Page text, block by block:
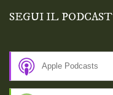
SEGUI IL PODCAST
Apple Podcasts